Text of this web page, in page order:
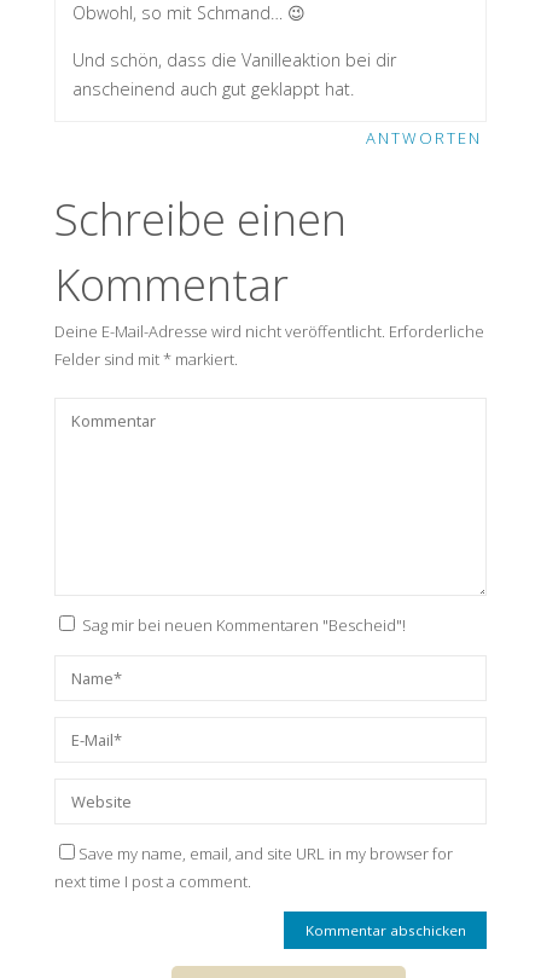
Obwohl, so mit Schmand… 😉
Und schön, dass die Vanilleaktion bei dir
anscheinend auch gut geklappt hat.
ANTWORTEN
Schreibe einen
Kommentar
Deine E-Mail-Adresse wird nicht veröffentlicht. Erforderliche
Felder sind mit*markiert.
Sag mir bei neuen Kommentaren "Bescheid"!
Save my name, email, and site URL in my browser for
next time I post a comment.